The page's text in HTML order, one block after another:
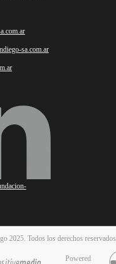
sa.com.ar
2025. Todos los derechos reservados
Powered